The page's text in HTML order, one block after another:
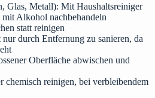
Glas, Metall): Mit Haushaltsreiniger
Alkohol nachbehandeln
statt reinigen
nur durch Entfernung zu sanieren, da
Oberfläche abwischen und
chemisch reinigen, bei verbleibendem